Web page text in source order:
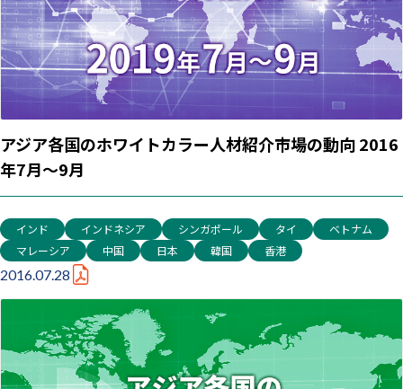
アジア各国のホワイトカラー人材紹介市場の動向 2016
年7月～9月
インド インドネシア シンガポール タイ
ベトナム
マレーシア
中国 日本 韓国 香港
2016.07.28